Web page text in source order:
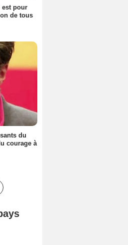
est pour
de tous
du
courage à